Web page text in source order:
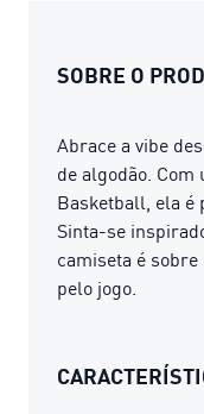
SOBRE O
Abrace a vibe
de algodão. Com
Basketball, ela é
Sinta-se
camiseta é
pelo jogo.